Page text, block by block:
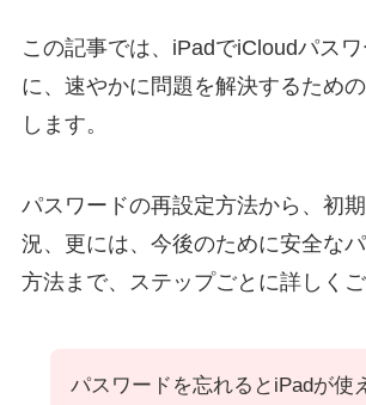
この記事では、iPadでiCloudパス
に、速やかに問題を解決するため
します。
パスワードの再設定方法から、初
況、更には、今後のために安全な
方法まで、ステップごとに詳しくご
パスワードを忘れるとiPadが使